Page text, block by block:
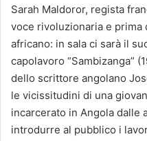
Sarah Maldoror, regista
voce rivoluzionaria e prima
africano: in sala ci sarà il
capolavoro “Sambizanga”
dello scrittore angolano
le vicissitudini di una
incarcerato in Angola dalle
introdurre al pubblico i